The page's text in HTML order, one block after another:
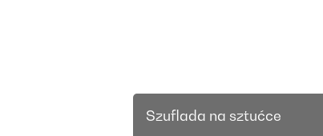
Szuflada na sztućce